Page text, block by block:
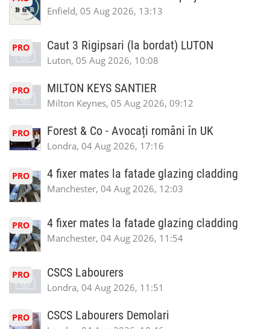
Enfield, 05 Aug 2026, 13:13
PRO Caut 3 Rigipsari (la bordat) LUTON
Luton, 05 Aug 2026, 10:08
PRO MILTON KEYS SANTIER
Milton Keynes, 05 Aug 2026, 09:12
PRO Forest & Co - Avocați români în UK
Londra, 04 Aug 2026, 17:16
PRO 4 fixer mates la fatade glazing cladding
Manchester, 04 Aug 2026, 12:03
PRO 4 fixer mates la fatade glazing cladding
Manchester, 04 Aug 2026, 11:54
PRO CSCS Labourers
Londra, 04 Aug 2026, 11:51
PRO CSCS Labourers Demolari